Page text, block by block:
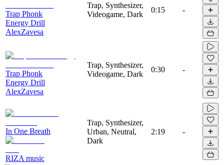
Trap Phonk
Energy Drill
AlexZavesa
Trap, Synthesizer,
Videogame, Dark
0:15 -
Trap Phonk
Energy Drill
AlexZavesa
Trap, Synthesizer,
Videogame, Dark
0:30 -
In One Breath
RIZA music
Trap, Synthesizer,
Urban, Neutral,
Dark
2:19 -